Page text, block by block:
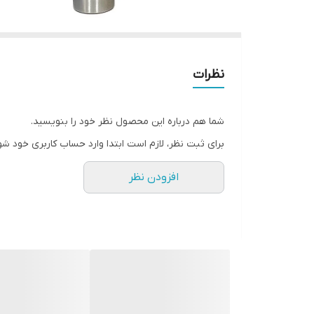
نظرات
شما هم درباره این محصول نظر خود را بنویسید.
برای ثبت نظر، لازم است ابتدا وارد حساب کاربری خود
افزودن نظر